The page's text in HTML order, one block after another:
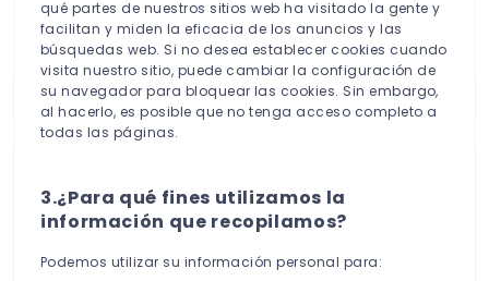
qué partes de nuestros sitios web ha visitado la gente y
facilitan y miden la eficacia de los anuncios y las
búsquedas web. Si no desea establecer cookies cuando
visita nuestro sitio, puede cambiar la configuración de
su navegador para bloquear las cookies. Sin embargo,
al hacerlo, es posible que no tenga acceso completo a
todas las páginas.
3.¿Para qué fines utilizamos la
información que recopilamos?
Podemos utilizar su información personal para: